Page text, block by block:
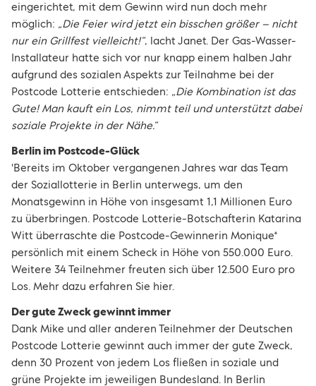
eingerichtet, mit dem Gewinn wird nun doch mehr
möglich: „Die Feier wird jetzt ein bisschen größer – nicht
nur ein Grillfest vielleicht!“, lacht Janet. Der Gas-Wasser-
Installateur hatte sich vor nur knapp einem halben Jahr
aufgrund des sozialen Aspekts zur Teilnahme bei der
Postcode Lotterie entschieden: „Die Kombination ist das
Gute! Man kauft ein Los, nimmt teil und unterstützt dabei
soziale Projekte in der Nähe.“
Berlin im Postcode-Glück
'Bereits im Oktober vergangenen Jahres war das Team
der Soziallotterie in Berlin unterwegs, um den
Monatsgewinn in Höhe von insgesamt 1,1 Millionen Euro
zu überbringen. Postcode Lotterie-Botschafterin Katarina
Witt überraschte die Postcode-Gewinnerin Monique*
persönlich mit einem Scheck in Höhe von 550.000 Euro.
Weitere 34 Teilnehmer freuten sich über 12.500 Euro pro
Los. Mehr dazu erfahren Sie hier.
Der gute Zweck gewinnt immer
Dank Mike und aller anderen Teilnehmer der Deutschen
Postcode Lotterie gewinnt auch immer der gute Zweck,
denn 30 Prozent von jedem Los fließen in soziale und
grüne Projekte im jeweiligen Bundesland. In Berlin